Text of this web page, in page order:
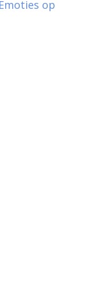
op